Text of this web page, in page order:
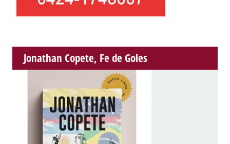
Jonathan Copete, Fe de Goles